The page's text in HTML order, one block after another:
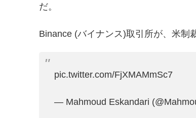
だ。
Binance (バイナンス)取引所が、米制
pic.twitter.com/FjXMAMmSc7
— Mahmoud Eskandari